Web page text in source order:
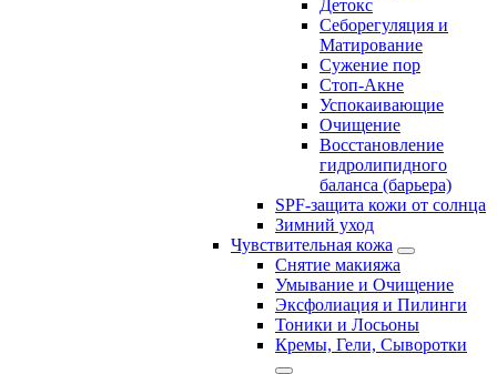
Детокс
Себорегуляция и
Матирование
Сужение пор
Стоп-Акне
Успокаивающие
Очищение
Восстановление
гидролипидного
баланса (барьера)
SPF-защита кожи от солнца
Зимний уход
Чувствительная кожа
Снятие макияжа
Умывание и Очищение
Эксфолиация и Пилинги
Тоники и Лосьоны
Кремы, Гели, Сыворотки